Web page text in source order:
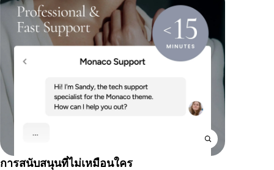
การสนับสนุนที่ไม่เหมือนใคร